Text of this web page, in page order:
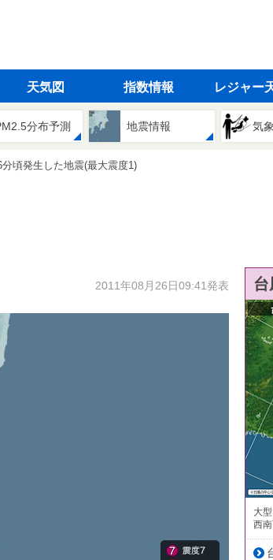
天気図 指数情報 レジャー
分布予測 地震情報 気
分頃発生した地震(最大震度1)
2011年08月26日09:41発表
大
西